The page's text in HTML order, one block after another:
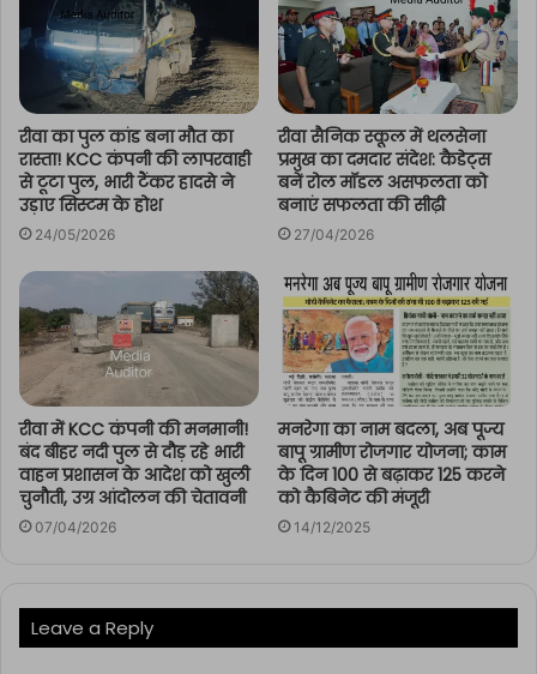
रीवा का पुल कांड बना मौत का
रास्ता! KCC कंपनी की लापरवाही
से टूटा पुल, भारी टैंकर हादसे ने
उड़ाए सिस्टम के होश
24/05/2026
रीवा सैनिक स्कूल में थलसेना
प्रमुख का दमदार संदेश: कैडेट्स
बनें रोल मॉडल असफलता को
बनाएं सफलता की सीढ़ी
27/04/2026
रीवा में KCC कंपनी की मनमानी!
बंद बीहर नदी पुल से दौड़ रहे भारी
वाहन प्रशासन के आदेश को खुली
चुनौती, उग्र आंदोलन की चेतावनी
07/04/2026
मनरेगा का नाम बदला, अब पूज्य
बापू ग्रामीण रोजगार योजना; काम
के दिन 100 से बढ़ाकर 125 करने
को कैबिनेट की मंजूरी
14/12/2025
Leave a Reply